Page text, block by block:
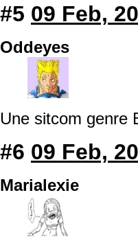
#5 09 Feb,
Oddeyes
Une sitcom genre
#6 09 Feb,
Marialexie